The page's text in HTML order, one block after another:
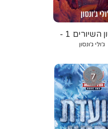
שלטון השיורים 1 -
אורגת הרוח
ג׳ולי ג׳ונסון
7